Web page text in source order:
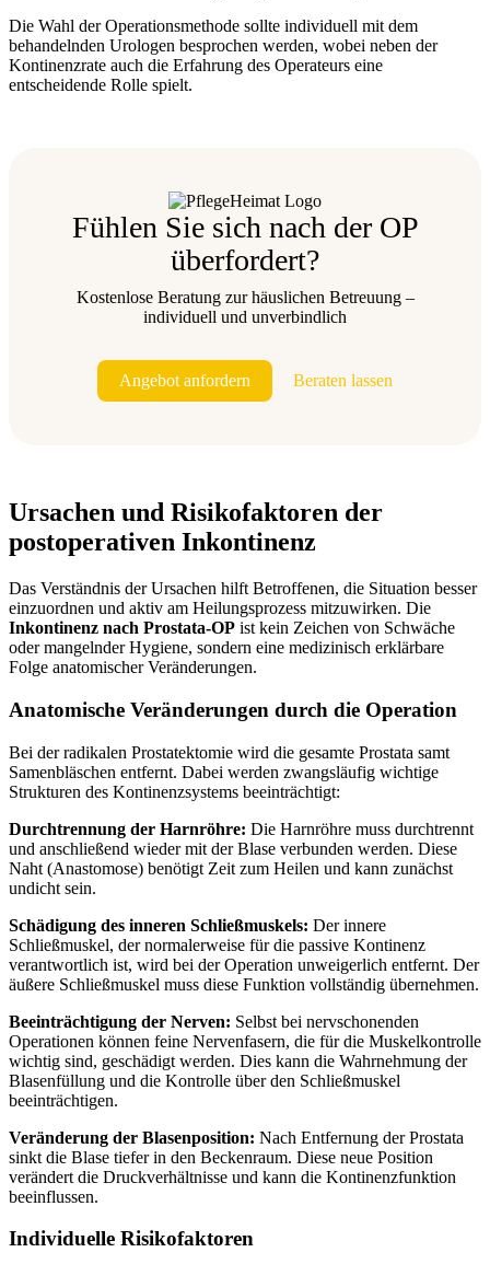
Die Wahl der Operationsmethode sollte individuell mit dem
behandelnden Urologen besprochen werden, wobei neben der
Kontinenzrate auch die Erfahrung des Operateurs eine
entscheidende Rolle spielt.
Fühlen Sie sich nach der OP
überfordert?
Kostenlose Beratung zur häuslichen Betreuung –
individuell und unverbindlich
Angebot anfordern Beraten lassen
Ursachen und Risikofaktoren der
postoperativen Inkontinenz
Das Verständnis der Ursachen hilft Betroffenen, die Situation besser
einzuordnen und aktiv am Heilungsprozess mitzuwirken. Die
Inkontinenz nach Prostata-OP ist kein Zeichen von Schwäche
oder mangelnder Hygiene, sondern eine medizinisch erklärbare
Folge anatomischer Veränderungen.
Anatomische Veränderungen durch die Operation
Bei der radikalen Prostatektomie wird die gesamte Prostata samt
Samenbläschen entfernt. Dabei werden zwangsläufig wichtige
Strukturen des Kontinenzsystems beeinträchtigt:
Durchtrennung der Harnröhre: Die Harnröhre muss durchtrennt
und anschließend wieder mit der Blase verbunden werden. Diese
Naht (Anastomose) benötigt Zeit zum Heilen und kann zunächst
undicht sein.
Schädigung des inneren Schließmuskels: Der innere
Schließmuskel, der normalerweise für die passive Kontinenz
verantwortlich ist, wird bei der Operation unweigerlich entfernt. Der
äußere Schließmuskel muss diese Funktion vollständig übernehmen.
Beeinträchtigung der Nerven: Selbst bei nervschonenden
Operationen können feine Nervenfasern, die für die Muskelkontrolle
wichtig sind, geschädigt werden. Dies kann die Wahrnehmung der
Blasenfüllung und die Kontrolle über den Schließmuskel
beeinträchtigen.
Veränderung der Blasenposition: Nach Entfernung der Prostata
sinkt die Blase tiefer in den Beckenraum. Diese neue Position
verändert die Druckverhältnisse und kann die Kontinenzfunktion
beeinflussen.
Individuelle Risikofaktoren